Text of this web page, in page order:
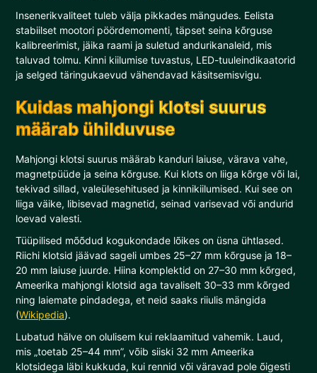
Insenerikvaliteet tuleb välja pikkades mängudes. Eelista
stabiilset mootori pöördemomenti, täpset seina kõrguse
kalibreerimist, jäika raami ja suletud andurikanaleid, mis
taluvad tolmu. Kinni kiilumise tuvastus, LED-tuuleindikaatorid
ja selged täringukaevud vähendavad käsitsemisvigu.
Kuidas mahjongi klotsi suurus
määrab ühilduvuse
Mahjongi klotsi suurus määrab kanduri laiuse, värava vahe,
magnetpüüde ja seina kõrguse. Kui klots on liiga kõrge või lai,
tekivad sillad, valeülesehitused ja kinnikiilumised. Kui see on
liiga väike, libisevad magnetid, seinad varisevad või andurid
loevad valesti.
Tüüpilised mõõdud kogukondade lõikes on üsna ühtlased.
Riichi klotsid jäävad sageli umbes 25–27 mm kõrguse ja 18–
20 mm laiuse juurde. Hiina komplektid on 27–30 mm kõrged,
Ameerika mahjongi klotsid aga tavaliselt 30–33 mm kõrged
ning laiemate pindadega, et neid saaks riiulis mängida
(Wikipedia).
Lubatud hälve on olulisem kui reklaamitud vahemik. Laud,
mis „toetab 25–44 mm”, võib siiski 32 mm Ameerika
klotsidega läbi kukkuda, kui rennid või väravad pole õigesti